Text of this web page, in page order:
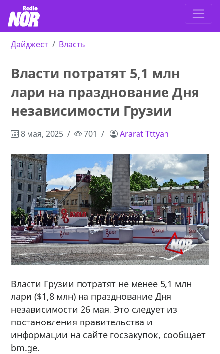
Дайджест Власть
Власти потратят 5,1 млн
лари на празднование Дня
независимости Грузии
8 мая, 2025 701 Ararat Tttyan
Власти Грузии потратят не менее 5,1 млн
лари ($1,8 млн) на празднование Дня
независимости 26 мая. Это следует из
постановления правительства и
информации на сайте госзакупок, сообщает
bm.ge.